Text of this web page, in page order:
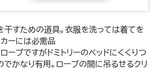
すための道具。衣服を洗っては着てを
ーには必需品
ープですがドミトリーのベッドにくくりつ
かなり有用。ロープの間に吊るせるクリ